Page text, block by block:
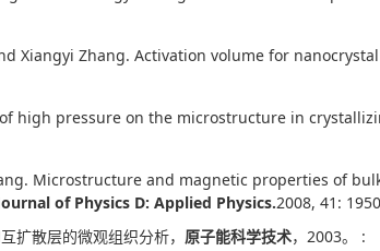
Xiangyi Zhang. Activation volume for
high pressure on the microstructure in
Microstructure and magnetic properties of
of Physics D: Applied Physics.2008, 41:
扩散层的微观组织分析， 原子能科学技术，2003。 :